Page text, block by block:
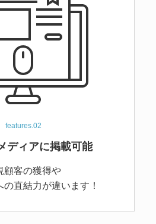
features.02
ディアに掲載可能
顧客の獲得や
直結力が違います！